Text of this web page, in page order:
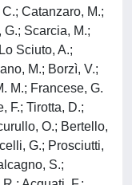
Catanzaro, M.;
Scarcia, M.;
Sciuto, A.;
M.; Borzì, V.;
M.; Francese, G.
F.; Tirotta, D.;
O.; Bertello,
G.; Prosciutti,
S.;